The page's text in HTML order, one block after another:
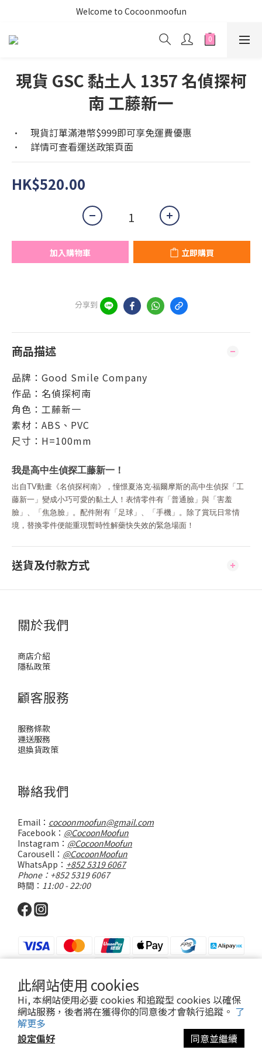
此網站使用 cookies
Hi, 本網站使用必要 cookies 和追蹤型 cookies 以確保
網站服務，後者將在獲得你的同意後才會執行追蹤。 了
解更多
設定偏好
同意並繼續
Welcome to Cocoonmoofun
現貨 GSC 黏土人 1357 名偵探柯
南 工藤新一
•	現貨訂單滿港幣$999即可享免運費優惠
•	詳情可查看運送政策頁面
HK$520.00
加入購物車 立即購買
分享到
商品描述
品牌： Good Smile Company
作品：名偵探柯南
角色：工藤新一
素材：ABS、PVC
尺寸：H=100mm
我是高中生偵探工藤新一！
出自TV動畫《名偵探柯南》，憧憬夏洛克‧福爾摩斯的高中生偵探「工
藤新一」變成小巧可愛的黏土人！表情零件有「普通臉」與「害羞
臉」、「焦急臉」。配件附有「足球」、「手機」。除了賞玩日常情
境，替換零件便能重現暫時性解藥快失效的緊急場面！
送貨及付款方式
關於我們
商店介紹
隱私政策
顧客服務
服務條款
運送服務
退換貨政策
聯絡我們
Email： cocoonmoofun@gmail.com
Facebook： @CocoonMoofun
Instagram： @CocoonMoofun
Carousell： @CocoonMoofun
WhatsApp： +852 5319 6067
Phone：+852 5319 6067
時間： 11:00 - 22:00